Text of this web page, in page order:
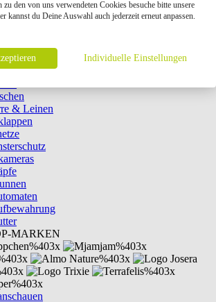
& Elektrospielzeug
Target Sticks für Katzen
Katzenspielzeug
& Leinen
MARKEN
den von uns verwendeten Cookies besuche bitte unsere
kannst du Deine Auswahl auch jederzeit erneut anpassen.
Individuelle Einstellungen